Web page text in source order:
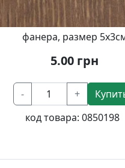
фанера, размер
5.00 грн
- +
код товара: 0850198